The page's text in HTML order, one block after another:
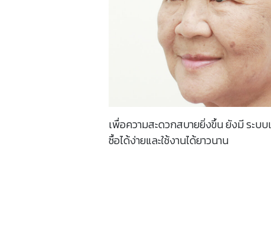
เพื่อความสะดวกสบายยิ่งขึ้น ยังมี ระบ
ซื้อได้ง่ายและใช้งานได้ยาวนาน